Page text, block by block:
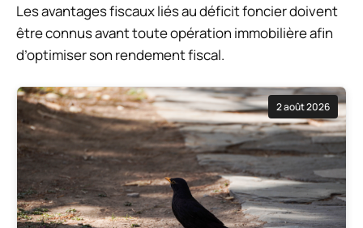
Les avantages fiscaux liés au déficit foncier doivent
être connus avant toute opération immobilière afin
d’optimiser son rendement fiscal.
2 août 2026